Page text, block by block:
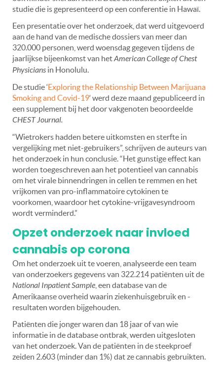
studie die is gepresenteerd op een conferentie in Hawaï.
Een presentatie over het onderzoek, dat werd uitgevoerd
aan de hand van de medische dossiers van meer dan
320.000 personen, werd woensdag gegeven tijdens de
jaarlijkse bijeenkomst van hetAmerican College of Chest
Physicians in Honolulu.
De studie ‘Exploring the Relationship Between Marijuana
Smoking and Covid-19‘ werd deze maand gepubliceerd in
een supplement bij het door vakgenoten beoordeelde
CHEST Journal.
“Wietrokers hadden betere uitkomsten en sterfte in
vergelijking met niet-gebruikers”, schrijven de auteurs van
het onderzoek in hun conclusie. “Het gunstige effect kan
worden toegeschreven aan het potentieel van cannabis
om het virale binnendringen in cellen te remmen en het
vrijkomen van pro-inflammatoire cytokinen te
voorkomen, waardoor het cytokine-vrijgavesyndroom
wordt verminderd.”
Opzet onderzoek naar invloed
cannabis op corona
Om het onderzoek uit te voeren, analyseerde een team
van onderzoekers gegevens van 322.214 patiënten uit de
National Inpatient Sample , een database van de
Amerikaanse overheid waarin ziekenhuisgebruik en -
resultaten worden bijgehouden.
Patiënten die jonger waren dan 18 jaar of van wie
informatie in de database ontbrak, werden uitgesloten
van het onderzoek. Van de patiënten in de steekproef
zeiden 2.603 (minder dan 1%) dat ze cannabis gebruikten.